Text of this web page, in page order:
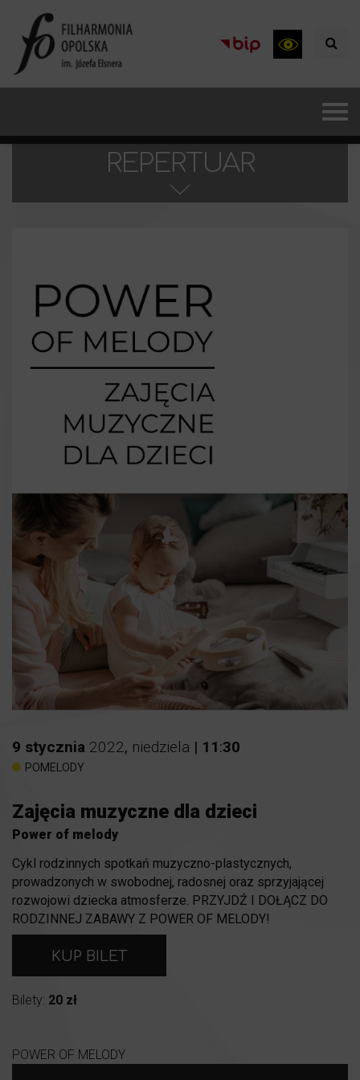
REPERTUAR
9 stycznia 2022, niedziela | 11:30
POMELODY
Zajęcia muzyczne dla dzieci
Power of melody
Cykl rodzinnych spotkań muzyczno-plastycznych,
prowadzonych w swobodnej, radosnej oraz sprzyjającej
rozwojowi dziecka atmosferze. PRZYJDŹ I DOŁĄCZ DO
RODZINNEJ ZABAWY Z POWER OF MELODY!
KUP BILET
Bilety: 20 zł
POWER OF MELODY